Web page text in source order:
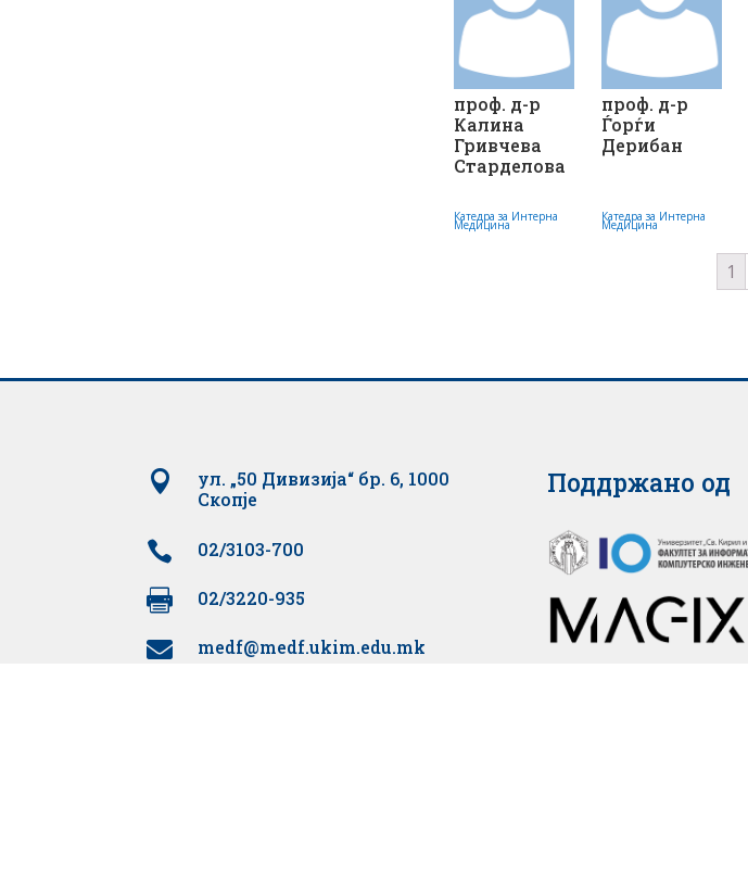
проф. д-р
Калина
Гривчева
Старделова
Катедра за Интерна
Медицина
проф. д-р
Ѓорѓи
Дерибан
Катедра за Интерна
Медицина
1

ул. „50 Дивизија“ бр. 6, 1000
Скопје
 02/3103-700
 02/3220-935
 medf@medf.ukim.edu.mk
Поддржано од